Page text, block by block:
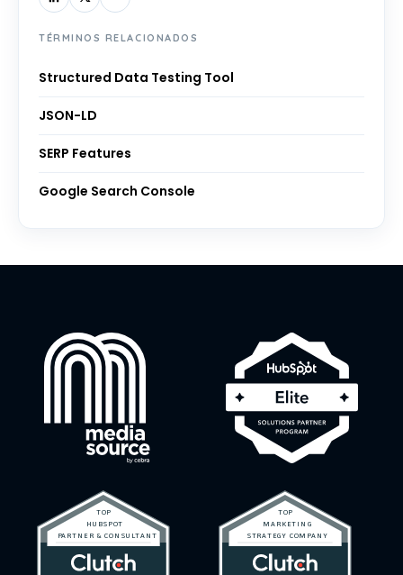
TÉRMINOS RELACIONADOS
Structured Data Testing Tool
JSON-LD
SERP Features
Google Search Console